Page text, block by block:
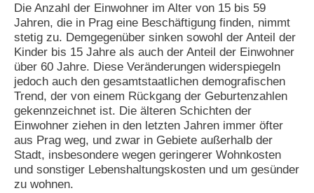
s
P
a
s
s
w
t
a
n
f
Die Anzahl der Einwohner im Alter von 15 bis 59
Jahren, die in Prag eine Beschäftigung finden, nimmt
stetig zu. Demgegenüber sinken sowohl der Anteil der
Kinder bis 15 Jahre als auch der Anteil der Einwohner
über 60 Jahre. Diese Veränderungen widerspiegeln
jedoch auch den gesamtstaatlichen demografischen
Trend, der von einem Rückgang der Geburtenzahlen
gekennzeichnet ist. Die älteren Schichten der
Einwohner ziehen in den letzten Jahren immer öfter
aus Prag weg, und zwar in Gebiete außerhalb der
Stadt, insbesondere wegen geringerer Wohnkosten
und sonstiger Lebenshaltungskosten und um gesünder
zu wohnen.